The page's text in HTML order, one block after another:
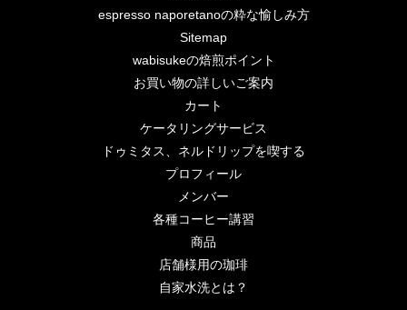
espresso naporetanoの粋な愉しみ方
Sitemap
wabisukeの焙煎ポイント
お買い物の詳しいご案内
カート
ケータリングサービス
ドゥミタス、ネルドリップを喫する
プロフィール
メンバー
各種コーヒー講習
商品
店舗様用の珈琲
自家水洗とは？